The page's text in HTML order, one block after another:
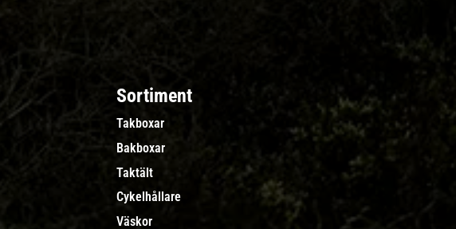
Sortiment
Takboxar
Bakboxar
Taktält
Cykelhållare
Väskor